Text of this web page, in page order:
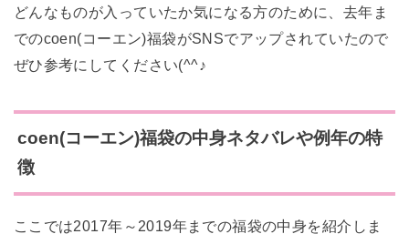
どんなものが入っていたか気になる方のために、去年ま
でのcoen(コーエン)福袋がSNSでアップされていたので
ぜひ参考にしてください(^^♪
coen(コーエン)福袋の中身ネタバレや例年の特
徴
ここでは2017年～2019年までの福袋の中身を紹介しま